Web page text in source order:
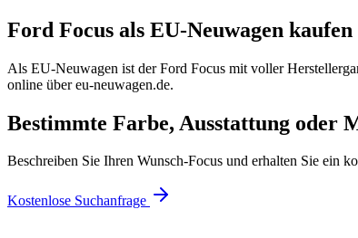
Ford Focus als EU-Neuwagen kaufen
Als EU-Neuwagen ist der Ford Focus mit voller
online über eu-neuwagen.de.
Bestimmte Farbe, Ausstattung oder
Beschreiben Sie Ihren Wunsch-Focus und erhalten Sie ein
Kostenlose Suchanfrage